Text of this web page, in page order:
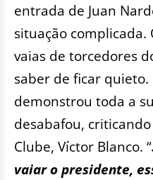
entrada de Juan
situação complicada.
vaias de torcedores
saber de ficar
demonstrou toda a
desabafou,
Clube, Víctor Blanco. “
vaiar o presidente,